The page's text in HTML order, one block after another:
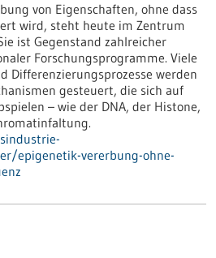
von Eigenschaften, ohne dass
wird, steht heute im Zentrum
ist Gegenstand zahlreicher
Forschungsprogramme. Viele
Differenzierungsprozesse werden
gesteuert, die sich auf
– wie der DNA, der Histone,
epigenetik-vererbung-ohne-